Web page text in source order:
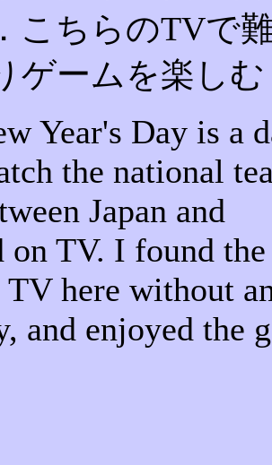
． こちらのTVで
ゲームを楽し
Year's Day is a
the national
Japan and
on TV. I found the
TV here without
and enjoyed the